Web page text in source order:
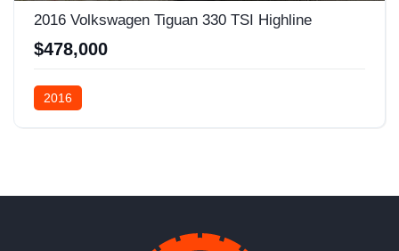
2016 Volkswagen Tiguan 330 TSI Highline
$478,000
2016